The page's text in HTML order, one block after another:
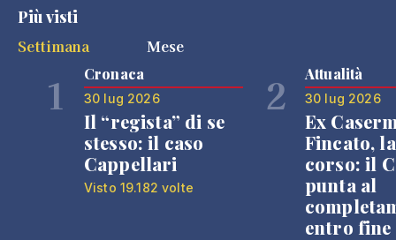
Più visti
Settimana
Mese
1 Cronaca
30 lug 2026
Il “regista” di se
stesso: il caso
Cappellari
Visto 19.182 volte
2 Attualità
30 lug 2026
Ex
Fincato,
corso: il
punta al
entro fine